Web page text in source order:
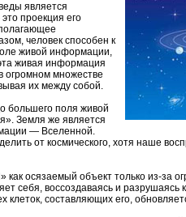
является
проекция его
человек способен к
живой информации,
живая информация
огромном множестве
их между собой.
большего поля живой
Земля же является
— Вселенной.
от космического, хотя наше
осязаемый объект только из-за
себя, воссоздаваясь и разрушаясь
клеток, составляющих его,